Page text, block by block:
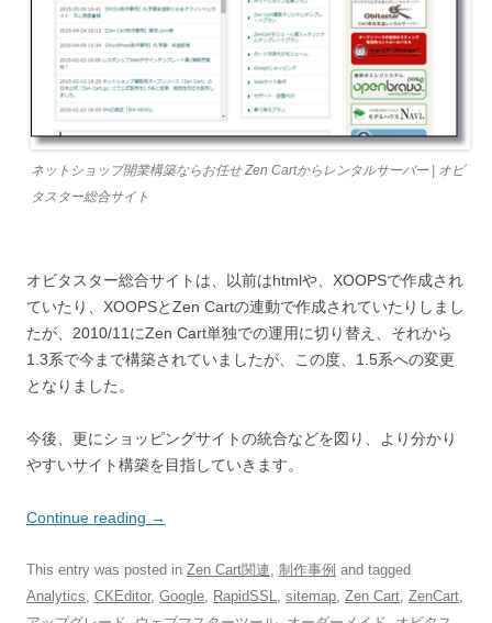
ネットショップ開業構築ならお任せ Zen Cartからレンタルサーバー | オビ
タスター総合サイト
オビタスター総合サイトは、以前はhtmlや、XOOPSで作成され
ていたり、XOOPSとZen Cartの連動で作成されていたりしまし
たが、2010/11にZen Cart単独での運用に切り替え、それから
1.3系で今まで構築されていましたが、この度、1.5系への変更
となりました。
今後、更にショッピングサイトの統合などを図り、より分かり
やすいサイト構築を目指していきます。
Continue reading →
This entry was posted in Zen Cart関連 制作事例 and tagged
Analytics CKEditor, Google RapidSSL sitemap Zen Cart ZenCart